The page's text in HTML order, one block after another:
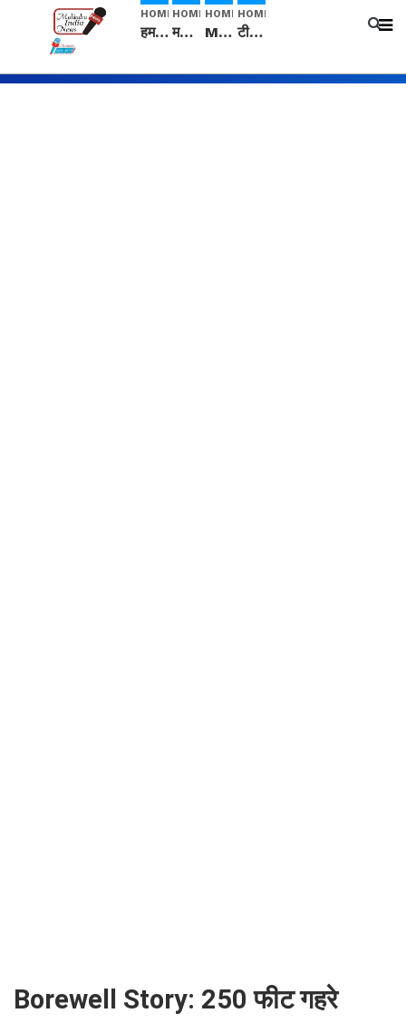
HOME
हम सनातनी..." सांसद kangana Ranaut से क्या बोली लड़की? Viral Jantar-Mantar | CJP protest
HOME
मनीषा हत्याकांड: हत्या, आत्महत्या या कोई बड़ा राज? | Full Story | Josh Haryana
HOME
Mangalsutra: हिंदू धर्म में शादी के बाद मंगलसूत्र क्यों पहनती है महिलाएं, किसने शुरु की ये परंपरा
HOME
टीम बीकेई ने एग्रीकल्चर ग्रेड की यूरिया खाद गट्टों में बदलकर टेक्निकल ग्रेड में बेचने वालों पर करवाई कार्रवाई: लखविंदर सिंह औलख
Borewell Story: 250 फीट गहरे